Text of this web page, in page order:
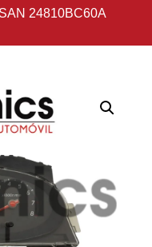
24810BC60A